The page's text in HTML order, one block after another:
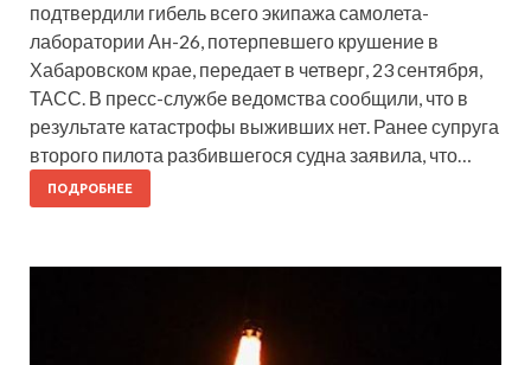
подтвердили гибель всего экипажа самолета-
лаборатории Ан-26, потерпевшего крушение в
Хабаровском крае, передает в четверг, 23 сентября,
ТАСС. В пресс-службе ведомства сообщили, что в
результате катастрофы выживших нет. Ранее супруга
второго пилота разбившегося судна заявила, что…
ПОДРОБНЕЕ